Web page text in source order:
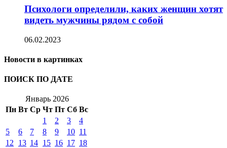
Психологи определили, каких женщин хотят
видеть мужчины рядом с собой
06.02.2023
Новости в картинках
ПОИСК ПО ДАТЕ
Январь 2026
Пн Вт Ср Чт Пт Сб Вс
1
2 3
4
5
6 7 8 9 10 11
12
13 14 15 16 17 18